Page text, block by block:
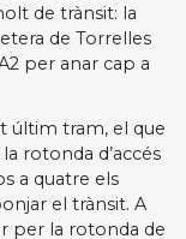
de trànsit: la
de Torrelles
per anar cap a
últim tram, el que
rotonda d’accés
a quatre els
el trànsit. A
per la rotonda de